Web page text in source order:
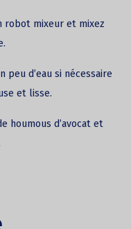
robot mixeur et mixez
peu d’eau si nécessaire
et lisse.
houmous d’avocat et